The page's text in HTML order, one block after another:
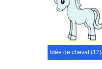
Idée de cheval (12)